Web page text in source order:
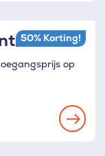
op
50% Korting!